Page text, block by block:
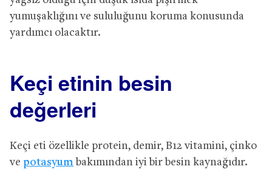
yumuşaklığını ve sululuğunu koruma konusunda
yardımcı olacaktır.
Keçi etinin besin
değerleri
Keçi eti özellikle protein, demir, B12 vitamini, çinko
ve potasyum bakımından iyi bir besin kaynağıdır.